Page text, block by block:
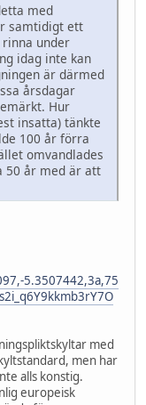
med
samtidigt ett
under
idag inte kan
är därmed
årsdagar
Hur
insatta) tänkte
100 år förra
omvandlades
50 år med är att
5.3507442,3a,75
med
men har
alls konstig.
europeisk